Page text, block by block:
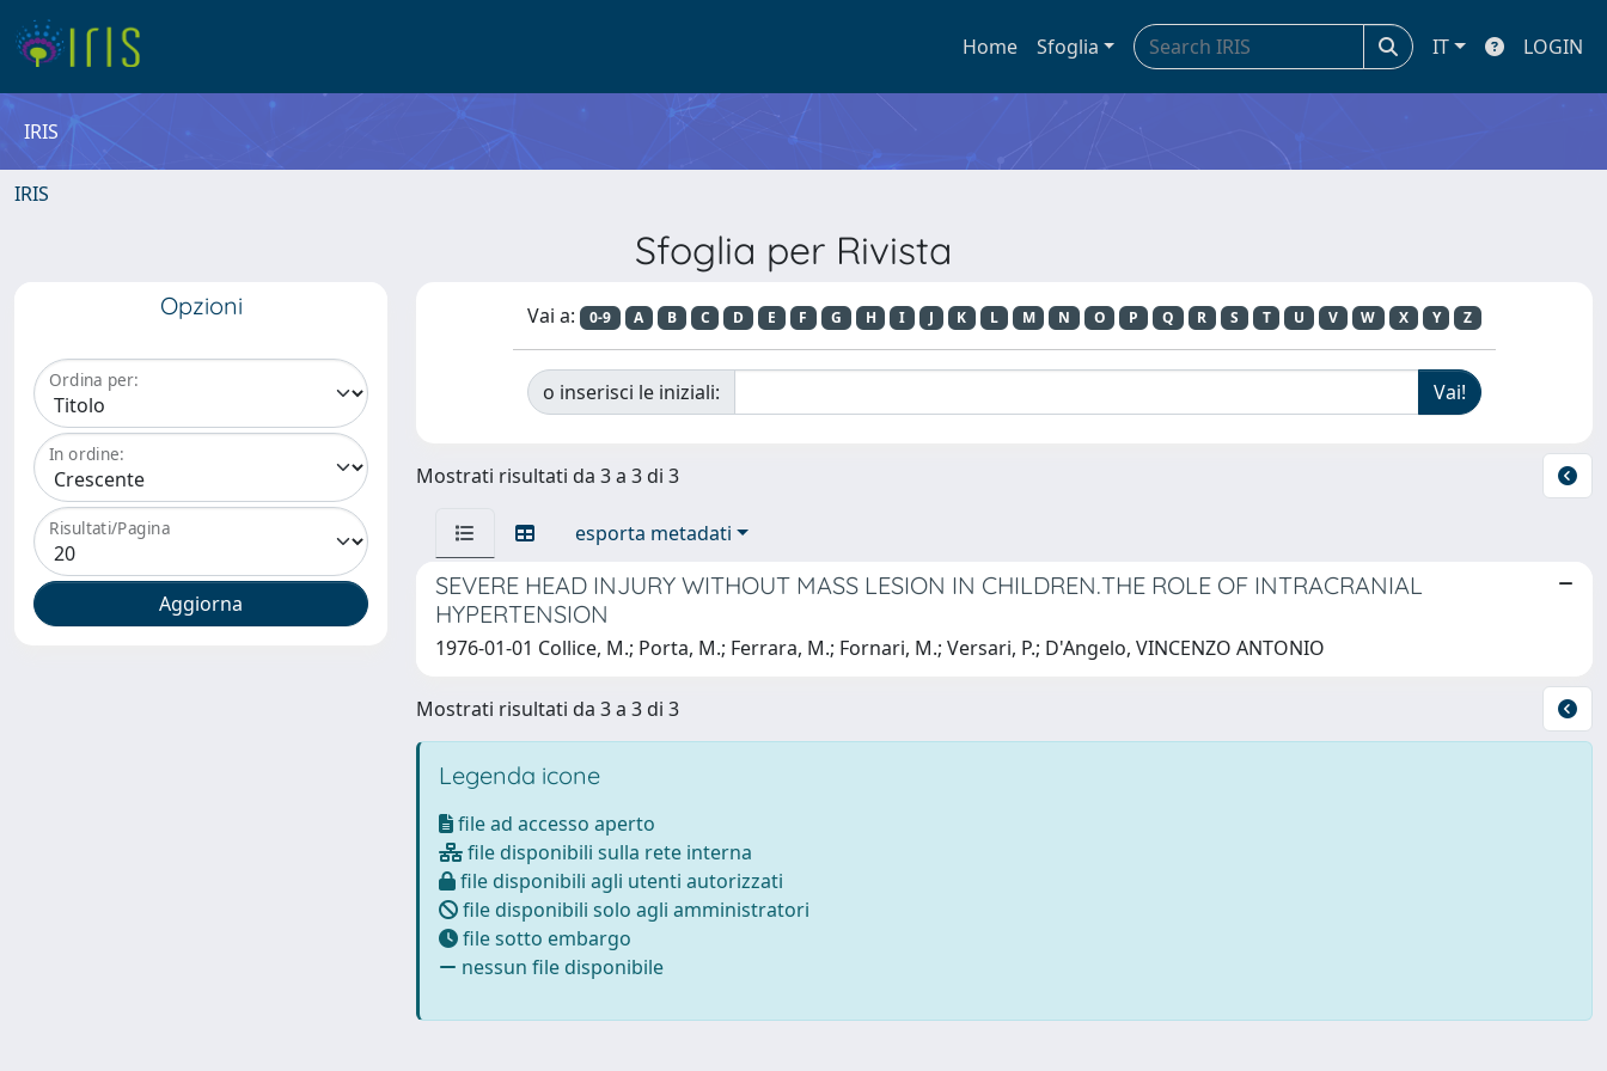
Home Sfoglia IT LOGIN
IRIS
IRIS
Sfoglia per Rivista
Opzioni
Ordina per:
In ordine:
Risultati/Pagina
Vai a: 0-9 A B C D E F G H I J K L M N O P Q R S T U V W X Y Z
o inserisci le iniziali:
Mostrati risultati da 3 a 3 di 3
esporta metadati
SEVERE HEAD INJURY WITHOUT MASS LESION IN CHILDREN.THE ROLE OF INTRACRANIAL
HYPERTENSION
1976-01-01 Collice, M.; Porta, M.; Ferrara, M.; Fornari, M.; Versari, P.; D'Angelo, VINCENZO ANTONIO
Mostrati risultati da 3 a 3 di 3
Legenda icone
file ad accesso aperto
file disponibili sulla rete interna
file disponibili agli utenti autorizzati
file disponibili solo agli amministratori
file sotto embargo
nessun file disponibile